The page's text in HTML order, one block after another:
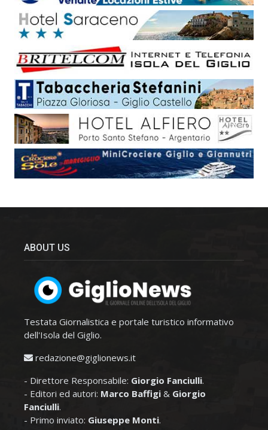
ABOUT US
Testata Giornalistica e portale turistico informativo
dell'Isola del Giglio.
redazione@giglionews.it
- Direttore Responsabile: Giorgio Fanciulli.
- Editori ed autori: Marco Baffigi & Giorgio
Fanciulli.
- Primo inviato: Giuseppe Monti.